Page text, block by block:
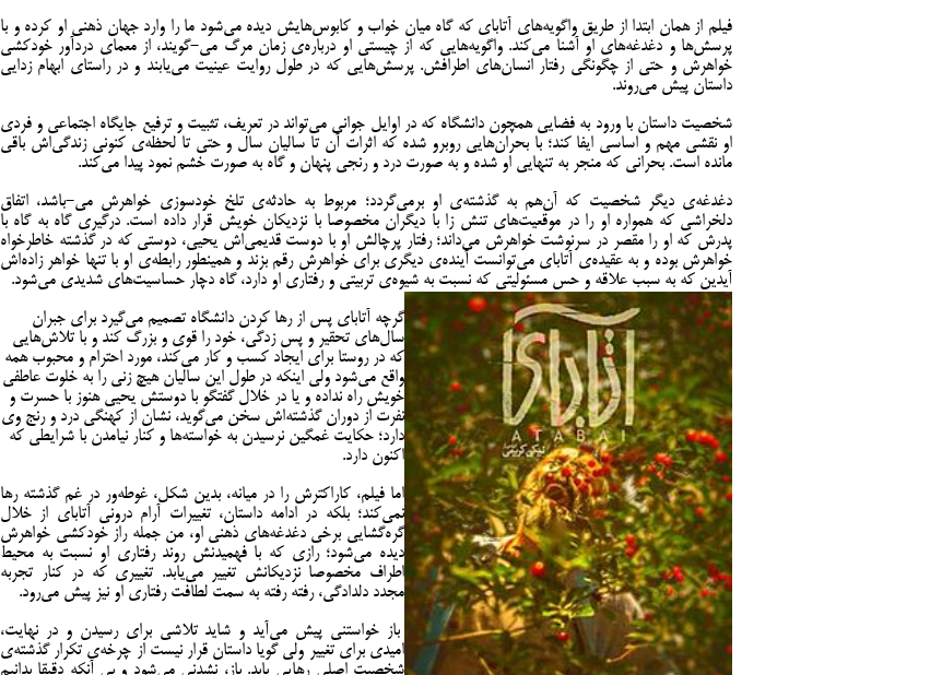
فیلم از همان ابتدا از طریق واگویه‌های آتابای که گاه میان خواب و کابوس‌هایش دیده می‌شود ما را وارد جهان ذهنی او کرده و با
پرسش‌ها و دغدغه‌های او آشنا می‌کند. واگویه‌هایی که از چیستی او درباره‌ی زمان مرگ می-گویند، از معمای دردآور خودکشی
خواهرش و حتی از چگونگی رفتار انسان‌های اطرافش. پرسش‌هایی که در طول روایت عینیت می‌یابند و در راستای ابهام زدایی
داستان پیش می‌روند.
شخصیت داستان با ورود به فضایی همچون دانشگاه که در اوایل جوانی می‌تواند در تعریف، تثبیت و ترفیع جایگاه اجتماعی و فردی
او نقشی مهم و اساسی ایفا کند؛ با بحران‌هایی روبرو شده که اثرات آن تا سالیان سال و حتی تا لحظه‌ی کنونی زندگی‌اش باقی
مانده است. بحرانی که منجر به تنهایی او شده و به صورت درد و رنجی پنهان و گاه به صورت خشم نمود پیدا می‌کند.
دغدغه‌ی دیگر شخصیت که آن‌هم به گذشته‌ی او برمی‌گردد؛ مربوط به حادثه‌ی تلخ خودسوزی خواهرش می-باشد، اتفاق
دلخراشی که همواره او را در موقعیت‌های تنش زا با دیگران مخصوصا با نزدیکان خویش قرار داده است. درگیری گاه به گاه با
پدرش که او را مقصر در سرنوشت خواهرش می‌داند؛ رفتار پرچالش او با دوست قدیمی‌اش یحیی، دوستی که در گذشته خاطرخواه
خواهرش بوده و به عقیده‌ی آتابای می‌توانست آینده‌ی دیگری برای خواهرش رقم بزند و همینطور رابطه‌ی او با تنها خواهر زاده‌اش
آیدین که به سبب علاقه و حس مسئولیتی که نسبت به شیوه‌ی تربیتی و رفتاری او دارد، گاه دچار حساسیت‌های شدیدی می‌شود.
گرچه آتابای پس از رها کردن دانشگاه تصمیم می‌گیرد برای جبران
سال‌های تحقیر و پس زدگی، خود را قوی و بزرگ کند و با تلاش‌هایی
که در روستا برای ایجاد کسب و کار می‌کند، مورد احترام و محبوب همه
واقع می‌شود ولی اینکه در طول این سالیان هیچ زنی را به خلوت عاطفی
خویش راه نداده و یا در خلال گفتگو با دوستش یحیی هنوز با حسرت و
نفرت از دوران گذشته‌اش سخن می‌گوید، نشان از کهنگی درد و رنج وی
دارد؛ حکایت غمگین نرسیدن به خواسته‌ها و کنار نیامدن با شرایطی که
اکنون دارد.
اما فیلم، کاراکترش را در میانه، بدین شکل، غوطه‌ور در غم گذشته رها
نمی‌کند؛ بلکه در ادامه داستان، تغییرات آرام درونی آتابای از خلال
گره‌گشایی برخی دغدغه‌های ذهنی او، من جمله راز خودکشی خواهرش
دیده می‌شود؛ رازی که با فهمیدنش روند رفتاری او نسبت به محیط
اطراف مخصوصا نزدیکانش تغییر می‌یابد. تغییری که در کنار تجربه
مجدد دلدادگی، رفته رفته به سمت لطافت رفتاری او نیز پیش می‌رود.
باز خواستنی پیش می‌آید و شاید تلاشی برای رسیدن و در نهایت،
امیدی برای تغییر ولی گویا داستان قرار نیست از چرخه‌ی تکرار گذشته‌ی
شخصیت اصلی رهایی یابد. باز، نشدنی می‌شود و بی آنکه دقیقا بدانیم